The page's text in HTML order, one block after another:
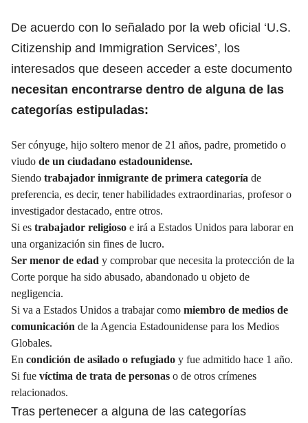
De acuerdo con lo señalado por la web oficial ‘U.S.
Citizenship and Immigration Services’, los
interesados que deseen acceder a este documento
necesitan encontrarse dentro de alguna de las
categorías estipuladas:
Ser cónyuge, hijo soltero menor de 21 años, padre, prometido o
viudo de un ciudadano estadounidense.
Siendo trabajador inmigrante de primera categoría de
preferencia, es decir, tener habilidades extraordinarias, profesor o
investigador destacado, entre otros.
Si es trabajador religioso e irá a Estados Unidos para laborar en
una organización sin fines de lucro.
Ser menor de edad y comprobar que necesita la protección de la
Corte porque ha sido abusado, abandonado u objeto de
negligencia.
Si va a Estados Unidos a trabajar como miembro de medios de
comunicación de la Agencia Estadounidense para los Medios
Globales.
En condición de asilado o refugiado y fue admitido hace 1 año.
Si fue víctima de trata de personas o de otros crímenes
relacionados.
Tras pertenecer a alguna de las categorías